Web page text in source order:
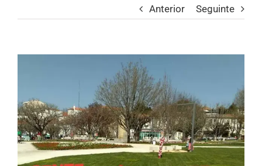
Anterior Seguinte